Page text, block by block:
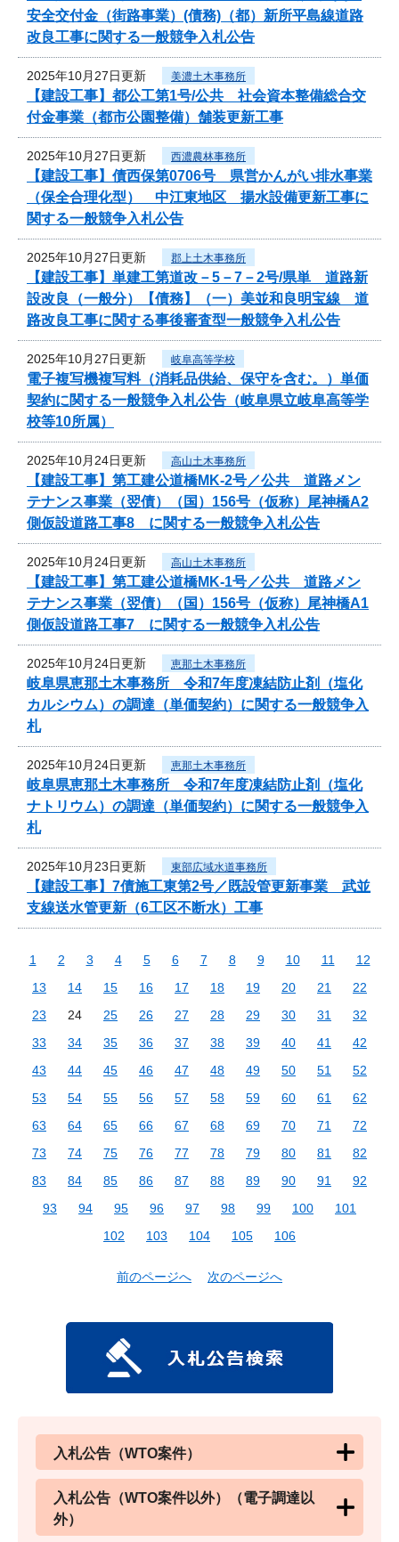
安全交付金（街路事業）(債務)（都）新所平島線道路
改良工事に関する一般競争入札公告
2025年10月27日更新 美濃土木事務所
【建設工事】都公工第1号/公共 社会資本整備総合交
付金事業（都市公園整備）舗装更新工事
2025年10月27日更新 西濃農林事務所
【建設工事】債西保第0706号 県営かんがい排水事業
（保全合理化型） 中江東地区 揚水設備更新工事に
関する一般競争入札公告
2025年10月27日更新 郡上土木事務所
【建設工事】単建工第道改－5－7－2号/県単 道路新
設改良（一般分）【債務】（一）美並和良明宝線 道
路改良工事に関する事後審査型一般競争入札公告
2025年10月27日更新 岐阜高等学校
電子複写機複写料（消耗品供給、保守を含む。）単価
契約に関する一般競争入札公告（岐阜県立岐阜高等学
校等10所属）
2025年10月24日更新 高山土木事務所
【建設工事】第工建公道橋MK-2号／公共 道路メン
テナンス事業（翌債）（国）156号（仮称）尾神橋A2
側仮設道路工事8 に関する一般競争入札公告
2025年10月24日更新 高山土木事務所
【建設工事】第工建公道橋MK-1号／公共 道路メン
テナンス事業（翌債）（国）156号（仮称）尾神橋A1
側仮設道路工事7 に関する一般競争入札公告
2025年10月24日更新 恵那土木事務所
岐阜県恵那土木事務所 令和7年度凍結防止剤（塩化
カルシウム）の調達（単価契約）に関する一般競争入
札
2025年10月24日更新 恵那土木事務所
岐阜県恵那土木事務所 令和7年度凍結防止剤（塩化
ナトリウム）の調達（単価契約）に関する一般競争入
札
2025年10月23日更新 東部広域水道事務所
【建設工事】7債施工東第2号／既設管更新事業 武並
支線送水管更新（6工区不断水）工事
1 2 3 4 5 6 7 8 9 10 11
12
13
14 15 16 17 18 19 20 21
22
23
24 25 26 27 28 29 30 31
32
33
34 35 36 37 38 39 40 41
42
43
44 45 46 47 48 49 50 51
52
53
54 55 56 57 58 59 60 61
62
63
64 65 66 67 68 69 70 71
72
73
74 75 76 77 78 79 80 81
82
83
84 85 86 87 88 89 90 91
92
93
94 95 96 97 98 99 100
101
102
103 104 105 106
前のページへ 次のページへ
入札公告（WTO案件）
入札公告（WTO案件以外）（電子調達以
外）